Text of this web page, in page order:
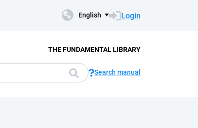
English Login
THE FUNDAMENTAL LIBRARY
Search manual